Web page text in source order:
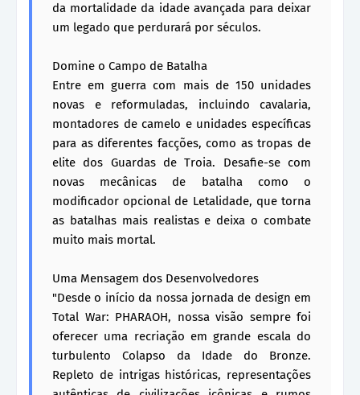
da mortalidade da idade avançada para deixar
um legado que perdurará por séculos.
Domine o Campo de Batalha
Entre em guerra com mais de 150 unidades
novas e reformuladas, incluindo cavalaria,
montadores de camelo e unidades específicas
para as diferentes facções, como as tropas de
elite dos Guardas de Troia. Desafie-se com
novas mecânicas de batalha como o
modificador opcional de Letalidade, que torna
as batalhas mais realistas e deixa o combate
muito mais mortal.
Uma Mensagem dos Desenvolvedores
"Desde o início da nossa jornada de design em
Total War: PHARAOH, nossa visão sempre foi
oferecer uma recriação em grande escala do
turbulento Colapso da Idade do Bronze.
Repleto de intrigas históricas, representações